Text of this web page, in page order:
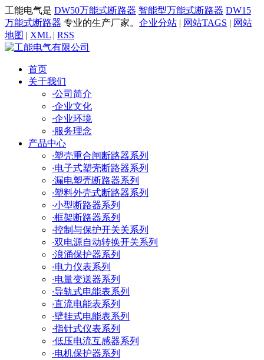
工能电气是 DW50万能式断路器 智能型万能式断路器 DW15
万能式断路器 专业的生产厂家。 企业分站 | 网站TAGS | 网站
地图 | XML | RSS
首页
关于我们
·公司简介
·企业文化
·企业环境
·服务理念
产品中心
·塑壳重合闸断路器系列
·电子式塑壳断路器系列
·漏电塑壳断路器系列
·塑料外壳式断路器系列
·小型断路器系列
·框架断路器系列
·控制与保护开关关系列
·双电源自动转换开关系列
·浪涌保护器系列
·电力仪表系列
·电量变送器系列
·导轨式电能表系列
·直流电能表系列
·壁挂式电能表系列
·指针式仪表系列
·低压电流互感器系列
·电机保护器系列